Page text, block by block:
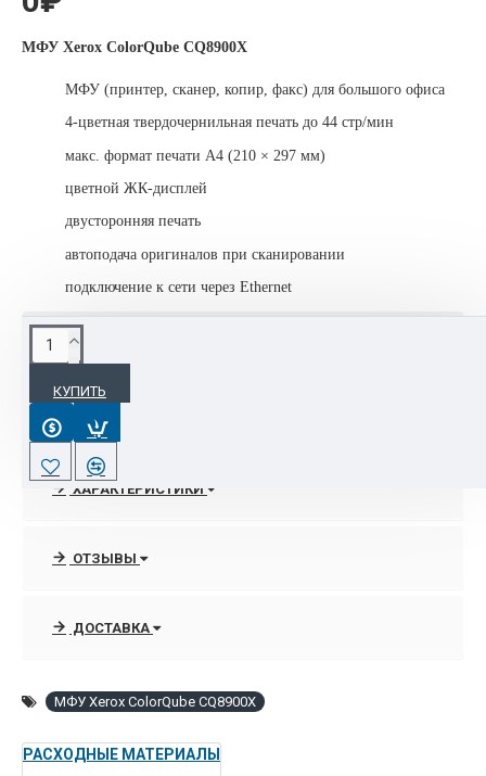
МФУ Xerox ColorQube CQ8900X
МФУ (принтер, сканер, копир, факс) для большого офиса
4-цветная твердочернильная печать до 44 стр/мин
макс. формат печати A4 (210 × 297 мм)
цветной ЖК-дисплей
двусторонняя печать
автоподача оригиналов при сканировании
подключение к сети через Ethernet
КУПИТЬ
ОПИСАНИЕ
ColorQube 8900
А4. Это устройство призвано удовлетворить потребности
цветных документов при самой низкой стоимости владения
в своем сегменте. Помимо стоимости владения, МФУ Xerox
технологиями в сфере управления документопотоками
МФУ Xerox ColorQube 8900 доступно в двух конфигурациях:
8900/X — принтер, копир, сканер, факс. На обеих
конфигурациях установлен полуавтоматический степлер
ХАРАКТЕРИСТИКИ
ОТЗЫВЫ
ДОСТАВКА
МФУ Xerox ColorQube CQ8900X
РАСХОДНЫЕ МАТЕРИАЛЫ